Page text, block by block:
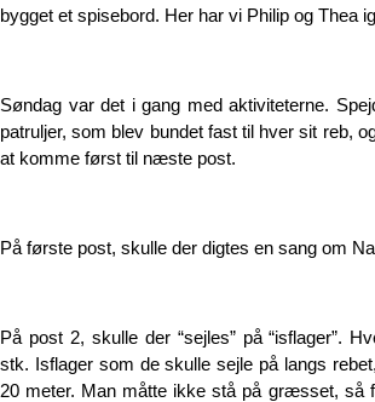
bygget et spisebord. Her har vi Philip og Thea
Søndag var det i gang med aktiviteterne.
patruljer, som blev bundet fast til hver sit reb,
at komme først til næste post.
På første post, skulle der digtes en sang om
På post 2, skulle der “sejles” på “isflager”.
stk. Isflager som de skulle sejle på langs
20 meter. Man måtte ikke stå på græsset, så